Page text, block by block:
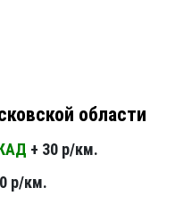
области
+ 30 р/км.
р/км.